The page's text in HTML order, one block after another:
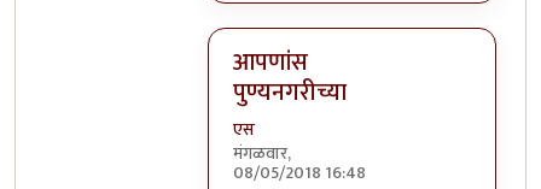
आपणांस
पुण्यनगरीच्या
एस
मंगळवार,
08/05/2018 16:48